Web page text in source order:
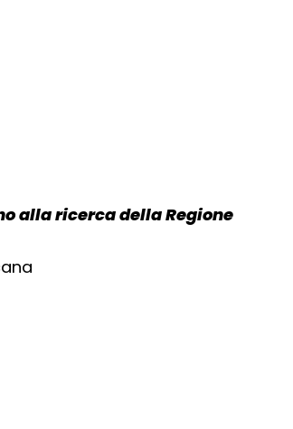
alla ricerca della Regione